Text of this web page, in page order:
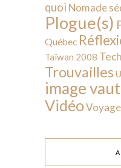
quoi Nomade
Plogue(s)
Québec
Taïwan 2008
Trouvailles
image
Vidéo